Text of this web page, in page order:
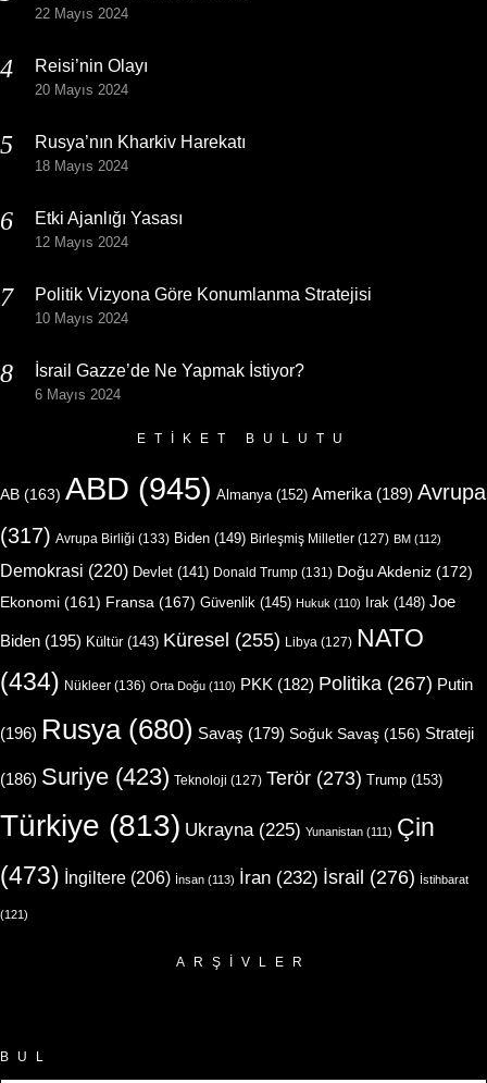
22 Mayıs 2024
Reisi’nin Olayı
20 Mayıs 2024
Rusya’nın Kharkiv Harekatı
18 Mayıs 2024
Etki Ajanlığı Yasası
12 Mayıs 2024
Politik Vizyona Göre Konumlanma Stratejisi
10 Mayıs 2024
İsrail Gazze’de Ne Yapmak İstiyor?
6 Mayıs 2024
ETIKET BULUTU
AB (163) ABD (945) Almanya (152) Amerika (189) Avrupa
(317) Avrupa Birliği (133) Biden (149) Birleşmiş Milletler (127) BM (112)
Demokrasi (220) Devlet (141) Donald Trump (131) Doğu Akdeniz (172)
Ekonomi (161) Fransa (167) Güvenlik (145) Hukuk (110) Irak (148) Joe
Biden (195) Kültür(143) Küresel (255) Libya (127) NATO
(434) Nükleer (136) Orta Doğu (110) PKK (182) Politika (267) Putin
(196) Rusya(680) Savaş (179) Soğuk Savaş (156) Strateji
(186) Suriye (423) Teknoloji (127) Terör (273) Trump (153)
Türkiye (813) Ukrayna (225) Yunanistan (111) Çin
(473) İngiltere (206) İnsan (113) İran (232) İsrail (276) İstihbarat
(121)
ARŞIVLER
BUL